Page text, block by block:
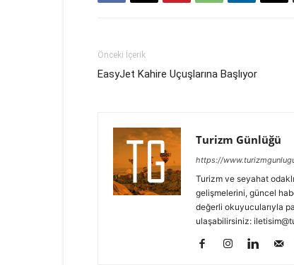
Önceki İçerik
EasyJet Kahire Uçuşlarına Başlıyor
Turizm Günlüğü
https://
Turizm ve seyahat
gelişmelerini, güncel
değerli okuyucularıyla
ulaşabilirsiniz: